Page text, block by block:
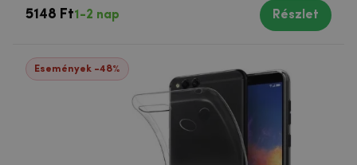
5148 Ft1-2 nap Részlet
Események -48%